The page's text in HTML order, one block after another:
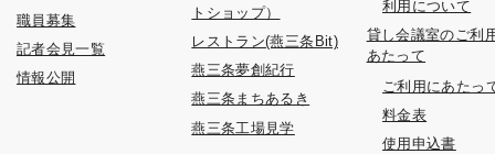
職員募集
記者会見一覧
情報公開
トショップ）
レストラン(燕三条Bit)
燕三条夢創紀行
燕三条まちあるき
燕三条工場見学
利用について
貸し会議室のご利
あたって
ご利用にあたっ
料金表
使用申込書